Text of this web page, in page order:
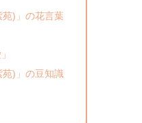
苑)」の花言葉
苑)」の豆知識